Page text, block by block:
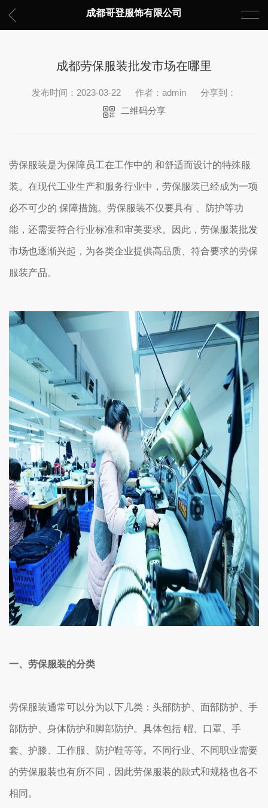
成都哥登服饰有限公司
成都劳保服装批发市场在哪里
发布时间：2023-03-22 作者：admin
分享到：
二维码分享
劳保服装是为保障员工在工作中的 和舒适而设计的特殊服
装。在现代工业生产和服务行业中，劳保服装已经成为一项
必不可少的 保障措施。劳保服装不仅要具有 、防护等功
能，还需要符合行业标准和审美要求。因此，劳保服装批发
市场也逐渐兴起，为各类企业提供高品质、符合要求的劳保
服装产品。
一、劳保服装的分类
劳保服装通常可以分为以下几类：头部防护、面部防护、手
部防护、身体防护和脚部防护。具体包括 帽、口罩、手
套、护膝、工作服、防护鞋等等。不同行业、不同职业需要
的劳保服装也有所不同，因此劳保服装的款式和规格也各不
相同。